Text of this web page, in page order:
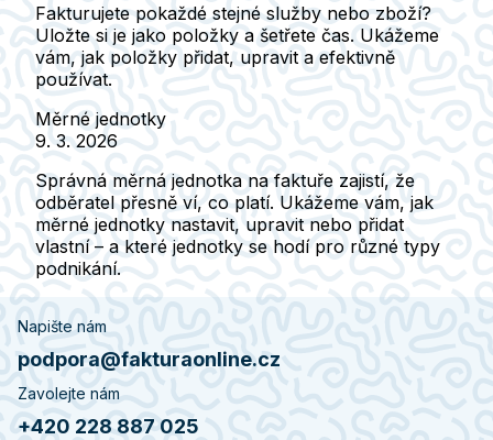
Fakturujete pokaždé stejné služby nebo zboží?
Uložte si je jako položky a šetřete čas. Ukážeme
vám, jak položky přidat, upravit a efektivně
používat.
Měrné jednotky
9. 3. 2026
Správná měrná jednotka na faktuře zajistí, že
odběratel přesně ví, co platí. Ukážeme vám, jak
měrné jednotky nastavit, upravit nebo přidat
vlastní – a které jednotky se hodí pro různé typy
podnikání.
Napište nám
podpora@fakturaonline.cz
Zavolejte nám
+420 228 887 025